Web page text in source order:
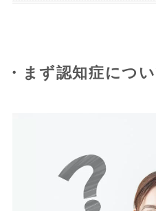
・まず認知症につ